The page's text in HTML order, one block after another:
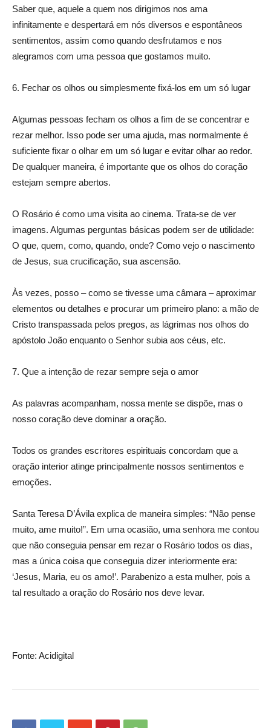
Saber que, aquele a quem nos dirigimos nos ama
infinitamente e despertará em nós diversos e espontâneos
sentimentos, assim como quando desfrutamos e nos
alegramos com uma pessoa que gostamos muito.
6. Fechar os olhos ou simplesmente fixá-los em um só lugar
Algumas pessoas fecham os olhos a fim de se concentrar e
rezar melhor. Isso pode ser uma ajuda, mas normalmente é
suficiente fixar o olhar em um só lugar e evitar olhar ao redor.
De qualquer maneira, é importante que os olhos do coração
estejam sempre abertos.
O Rosário é como uma visita ao cinema. Trata-se de ver
imagens. Algumas perguntas básicas podem ser de utilidade:
O que, quem, como, quando, onde? Como vejo o nascimento
de Jesus, sua crucificação, sua ascensão.
Às vezes, posso – como se tivesse uma câmara – aproximar
elementos ou detalhes e procurar um primeiro plano: a mão de
Cristo transpassada pelos pregos, as lágrimas nos olhos do
apóstolo João enquanto o Senhor subia aos céus, etc.
7. Que a intenção de rezar sempre seja o amor
As palavras acompanham, nossa mente se dispõe, mas o
nosso coração deve dominar a oração.
Todos os grandes escritores espirituais concordam que a
oração interior atinge principalmente nossos sentimentos e
emoções.
Santa Teresa D’Ávila explica de maneira simples: “Não pense
muito, ame muito!”. Em uma ocasião, uma senhora me contou
que não conseguia pensar em rezar o Rosário todos os dias,
mas a única coisa que conseguia dizer interiormente era:
‘Jesus, Maria, eu os amo!’. Parabenizo a esta mulher, pois a
tal resultado a oração do Rosário nos deve levar.
Fonte: Acidigital